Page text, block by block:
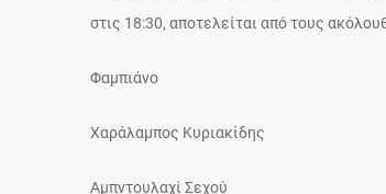
στις 18:30, αποτελείται από τους
Φαμπιάνο
Χαράλαμπος Κυριακίδης
Αμπντουλαχί Σεχού